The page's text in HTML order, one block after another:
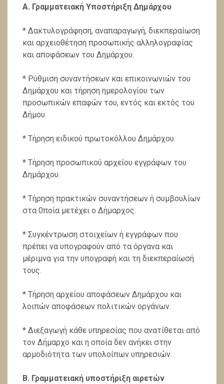
Α. Γραμματειακή Υποστήριξη Δημάρχου
* Δακτυλογράφηση, αναπαραγωγή, διεκπεραίωση
και αρχειοθέτηση προσωπικής αλληλογραφίας
και αποφά­σεων του Δημάρχου.
* Ρύθμιση συναντήσεων και επικοινωνιών του
Δημάρ­χου και τήρηση ημερολογίου των
προσωπικών επαφών του, εντός και εκτός του
Δήμου.
* Τήρηση ειδικού πρωτοκόλλου Δημάρχου.
* Τήρηση προσωπικού αρχείου εγγράφων του
Δημάρ­χου.
* Τήρηση πρακτικών συναντήσεων ή συμβουλίων
στα 0­ποία μετέχει ο Δήμαρχος.
* Συγκέντρωση στοιχείων ή εγγράφων που
πρέπει να υ­πογραφούν από τα όργανα και
μέριμνα για την υπογραφή και τη διεκπεραίωσή
τους.
* Τήρηση αρχείου αποφάσεων Δημάρχου και
λοιπών α­ποφάσεων πολιτικών οργάνων.
* Διεξαγωγή κάθε υπηρεσίας που ανατίθεται από
τον Δήμαρχο και η οποία δεν ανήκει στην
αρμοδιότητα των υ­πολοίπων υπηρεσιών.
Β. Γραμματειακή υποστήριξη αιρετών